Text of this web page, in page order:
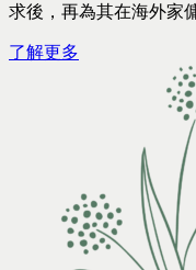
求後，再為其在海外家
了解更多